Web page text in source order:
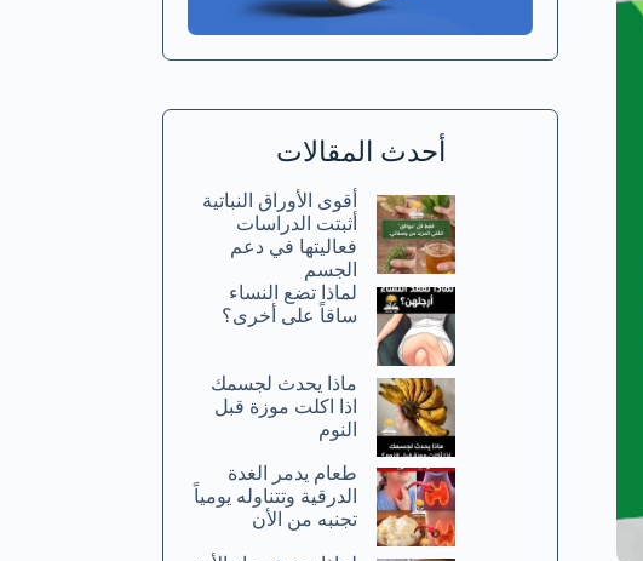
أحدث المقالات
أقوى الأوراق النباتية
أثبتت الدراسات
فعاليتها في دعم
الجسم
لماذا تضع النساء
ساقاً على أخرى؟
ماذا يحدث لجسمك
اذا اكلت موزة قبل
النوم
طعام يدمر الغدة
الدرقية وتتناوله يومياً
تجنبه من الأن